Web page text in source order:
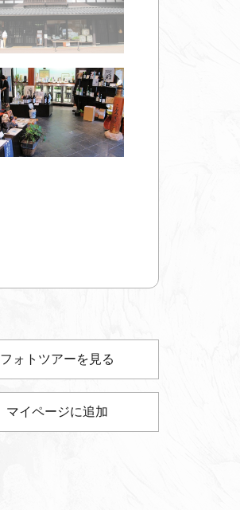
フォトツアーを見る
マイページに追加